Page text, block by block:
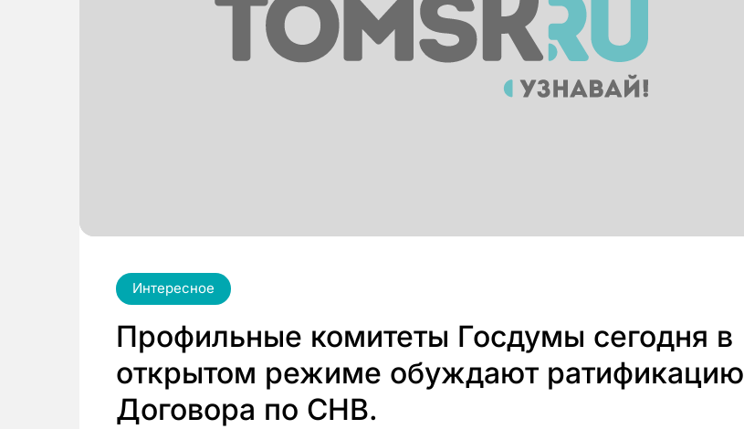
Интересное
Профильные комитеты Госдумы сегодня в
открытом режиме обуждают ратификацию
Договора по СНВ.